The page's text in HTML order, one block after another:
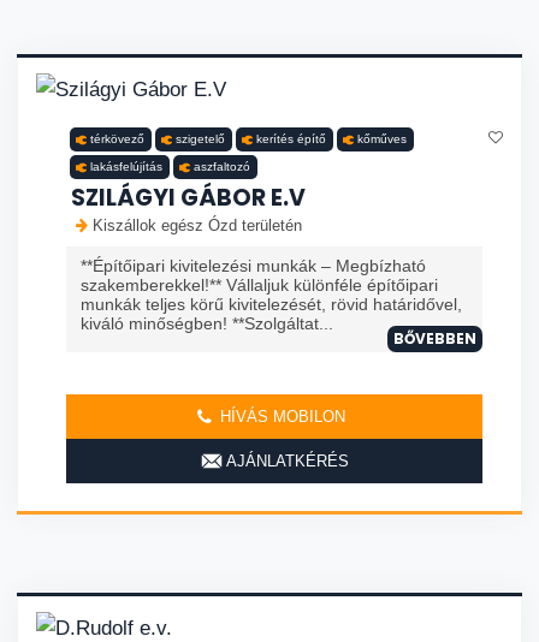
térkövező szigetelő kerítés építő kőműves
lakásfelújítás aszfaltozó
SZILÁGYI GÁBOR E.V
Kiszállok egész Ózd területén
**Építőipari kivitelezési munkák – Megbízható
szakemberekkel!** Vállaljuk különféle építőipari
munkák teljes körű kivitelezését, rövid határidővel,
kiváló minőségben! **Szolgáltat...
BŐVEBBEN
HÍVÁS MOBILON
AJÁNLATKÉRÉS